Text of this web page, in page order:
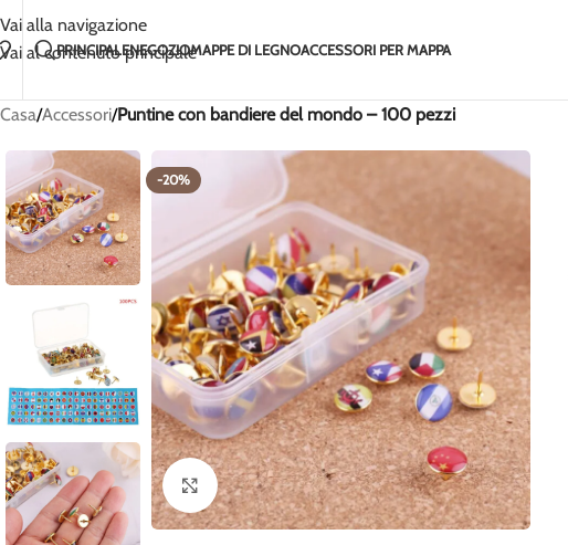
Vai alla navigazione
Vai al contenuto principale
Fatto a mano con amore in Lituania
PRINCIPALENEGOZIOMAPPE DI LEGNOACCESSORI PER MAPPA
Casa/Accessori/Puntine con bandiere del mondo – 100 pezzi
-20%
Clicca per ingrandire